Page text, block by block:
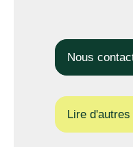
Nous
Lire